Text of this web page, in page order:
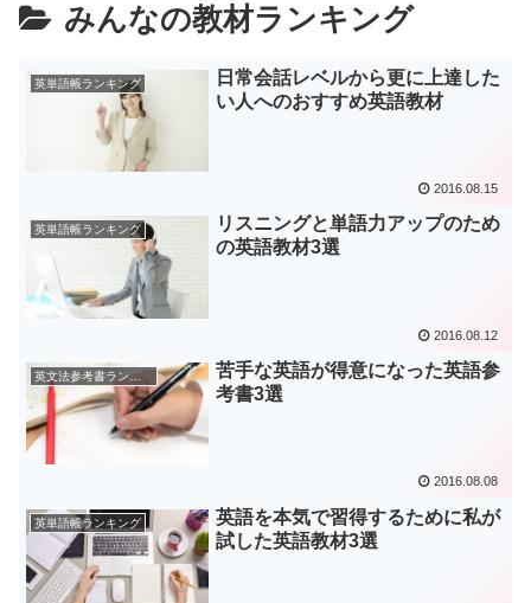
みんなの教材ランキング
英単語帳ランキング
日常会話レベルから更に上達した
い人へのおすすめ英語教材
2016.08.15
英単語帳ランキング
リスニングと単語力アップのため
の英語教材3選
2016.08.12
英文法参考書ランキング
苦手な英語が得意になった英語参
考書3選
2016.08.08
英単語帳ランキング
英語を本気で習得するために私が
試した英語教材3選